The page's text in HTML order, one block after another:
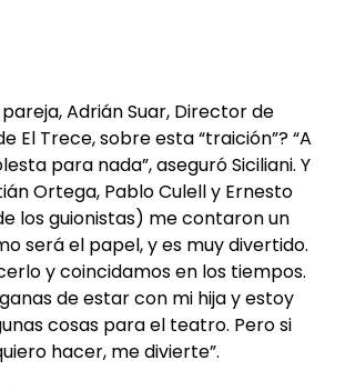
Adrián Suar, Director de
El Trece, sobre esta “traición”? “A
para nada”, aseguró Siciliani. Y
Ortega, Pablo Culell y Ernesto
los guionistas) me contaron un
será el papel, y es muy divertido.
y coincidamos en los tiempos.
de estar con mi hija y estoy
cosas para el teatro. Pero si
hacer, me divierte”.